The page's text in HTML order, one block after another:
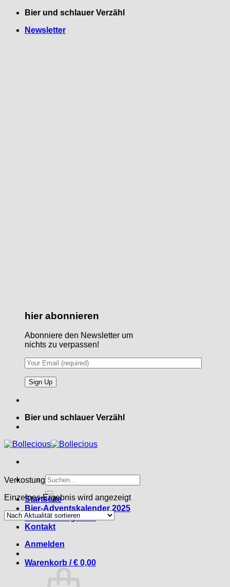
Zum
springen
Bier und schlauer Verzähl
Newsletter
hier abonnieren
Abonniere den Newsletter um
nichts zu verpassen!
Bier und schlauer Verzähl
Suche
nach:
Startseite
Bier-Adventskalender 2025
Food-Pairing 2025
Kontakt
Anmelden
Warenkorb /€ 0,00
Verkostung
Einzelnes Ergebnis wird angezeigt